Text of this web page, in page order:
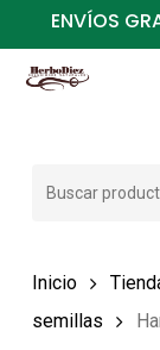
al
contenido
ENVÍOS
Inicio
semillas